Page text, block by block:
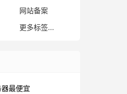
网站备案
更多标签...
最便宜